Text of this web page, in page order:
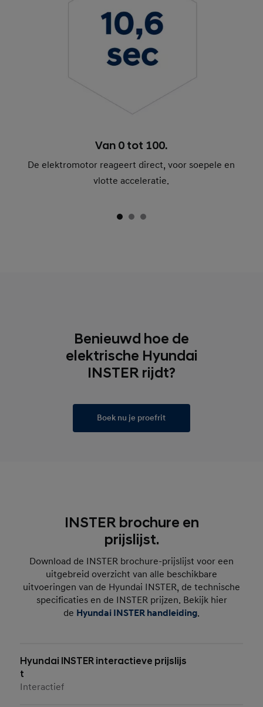
Van 0 tot 100.
De elektromotor reageert direct, voor soepele en
vlotte acceleratie.
Benieuwd hoe de
elektrische Hyundai
INSTER rijdt?
Boek nu je proefrit
INSTER brochure en
prijslijst.
Download de INSTER brochure-prijslijst voor een
uitgebreid overzicht van alle beschikbare
uitvoeringen van de Hyundai INSTER, de technische
specificaties en de INSTER prijzen. Bekijk hier
de Hyundai INSTER handleiding.
Hyundai INSTER interactieve prijslijs
t
Interactief